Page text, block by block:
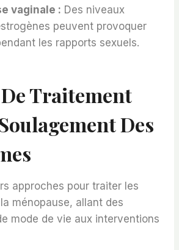
vaginale : Des niveaux
peuvent provoquer
les rapports sexuels.
Traitement
Des
approches pour traiter les
ménopause, allant des
mode de vie aux interventions